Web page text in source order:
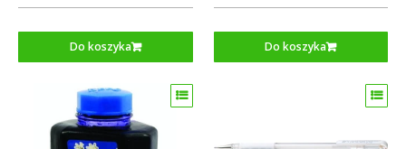
Do koszyka Do koszyka